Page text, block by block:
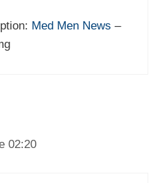
Med Men News –
02:20